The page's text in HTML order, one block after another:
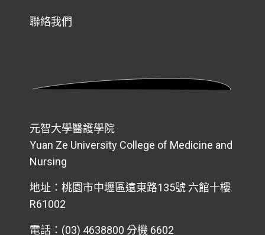
聯絡我們
元智大學醫護學院
Yuan Ze University College of Medicine and
Nursing
地址：桃園市中壢區遠東路135號 六館十樓
R61002
電話：(03) 4638800 分機 6602